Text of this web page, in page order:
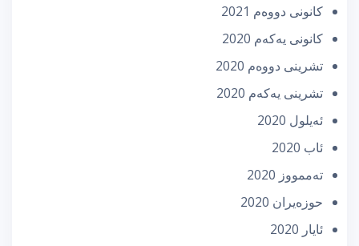
كانونی دووه‌م 2021
كانونی یه‌كه‌م 2020
تشرینی دووه‌م 2020
تشرینی یه‌كه‌م 2020
ئه‌یلول 2020
ئاب 2020
تەممووز 2020
حوزه‌یران 2020
ئایار 2020